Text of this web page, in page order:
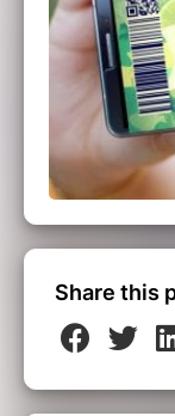
Share this